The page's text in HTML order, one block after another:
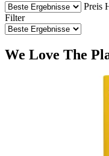
Preis
Filter
We Love The